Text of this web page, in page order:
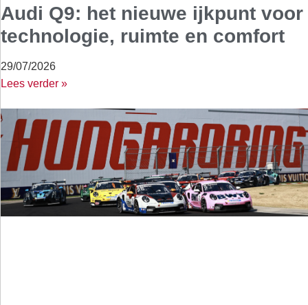
Audi Q9: het nieuwe ijkpunt voor
technologie, ruimte en comfort
29/07/2026
Lees verder »